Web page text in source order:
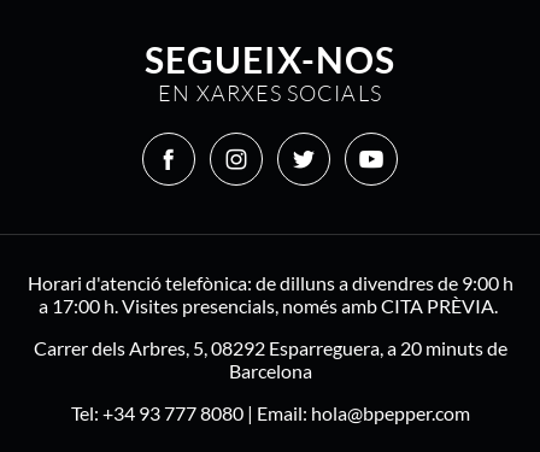
SEGUEIX-NOS
EN XARXES SOCIALS
Horari d'atenció telefònica: de dilluns a divendres de 9:00 h
a 17:00 h. Visites presencials, només amb CITA PRÈVIA.
Carrer dels Arbres, 5, 08292 Esparreguera, a 20 minuts de
Barcelona
Tel: +34 93 777 8080| Email: hola@bpepper.com